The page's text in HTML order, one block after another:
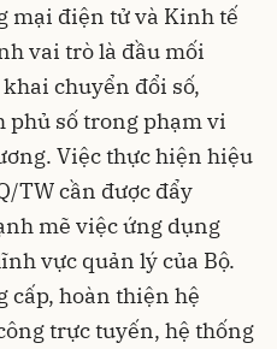
mại điện tử và Kinh tế
vai trò là đầu mối
chuyển đổi số,
số trong phạm vi
Việc thực hiện hiệu
TW cần được đẩy
mẽ việc ứng dụng
vực quản lý của Bộ.
cấp, hoàn thiện hệ
trực tuyến, hệ thống